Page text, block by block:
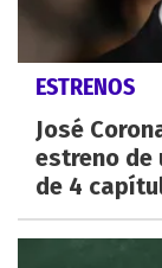
ESTRENOS
José
estreno de
de 4